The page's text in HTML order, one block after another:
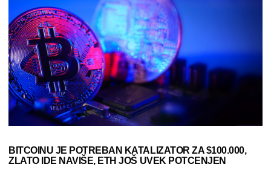
BITCOINU JE POTREBAN KATALIZATOR ZA $100.000,
ZLATO IDE NAVIŠE, ETH JOŠ UVEK POTCENJEN